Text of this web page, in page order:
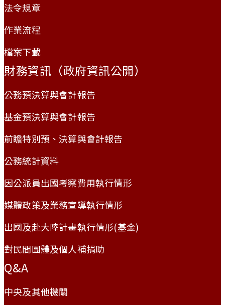
法令規章
作業流程
檔案下載
財務資訊（政府資訊公開）
公務預決算與會計報告
基金預決算與會計報告
前瞻特別預、決算與會計報告
公務統計資料
因公派員出國考察費用執行情形
媒體政策及業務宣導執行情形
出國及赴大陸計畫執行情形(基金)
對民間團體及個人補捐助
Q&A
中央及其他機關